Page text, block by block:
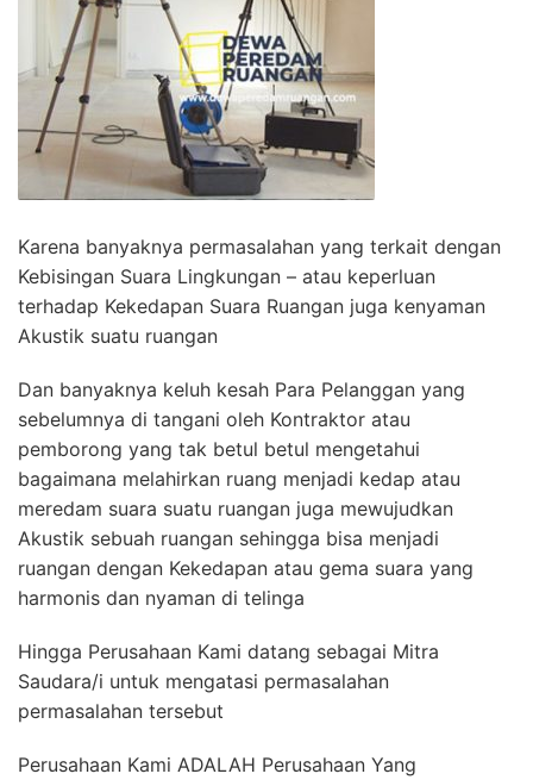
Karena banyaknya permasalahan yang terkait dengan
Kebisingan Suara Lingkungan – atau keperluan
terhadap Kekedapan Suara Ruangan juga kenyaman
Akustik suatu ruangan
Dan banyaknya keluh kesah Para Pelanggan yang
sebelumnya di tangani oleh Kontraktor atau
pemborong yang tak betul betul mengetahui
bagaimana melahirkan ruang menjadi kedap atau
meredam suara suatu ruangan juga mewujudkan
Akustik sebuah ruangan sehingga bisa menjadi
ruangan dengan Kekedapan atau gema suara yang
harmonis dan nyaman di telinga
Hingga Perusahaan Kami datang sebagai Mitra
Saudara/i untuk mengatasi permasalahan
permasalahan tersebut
Perusahaan Kami ADALAH Perusahaan Yang